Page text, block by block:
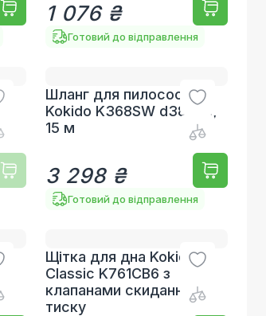
1 076 ₴
Готовий до відправлення
Шланг для пилососа
Kokido K368SW d38 мм,
15 м
3 298 ₴
Готовий до відправлення
Щітка для дна Kokido
Classic K761CB6 з
клапанами скидання
тиску